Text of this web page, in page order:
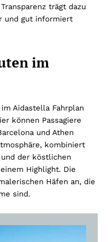
trägt dazu
und gut informiert
im
Aidastella Fahrplan
können Passagiere
und Athen
kombiniert
der köstlichen
Highlight. Die
Häfen an, die
sind.